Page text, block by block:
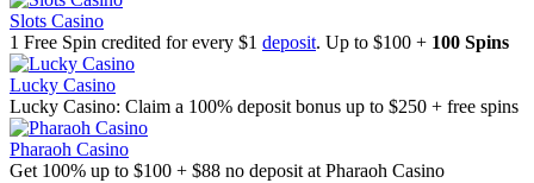
Slots Casino
1 Free Spin credited for every $1 deposit. Up to $100 + 100 Spins
Lucky Casino
Lucky Casino: Claim a 100% deposit bonus up to $250 + free spins
Pharaoh Casino
Get 100% up to $100 + $88 no deposit at Pharaoh Casino